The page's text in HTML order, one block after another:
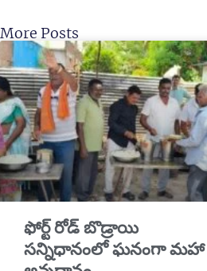
More Posts
​ఫోర్ట్ రోడ్ బొడ్రాయి
సన్నిధానంలో ఘనంగా మహా